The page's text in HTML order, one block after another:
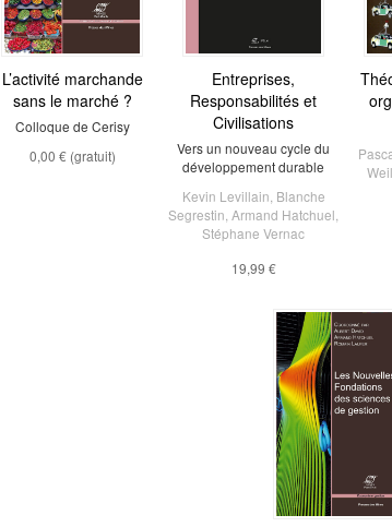
L’activité marchande
sans le marché ?
Colloque de Cerisy
0,00 € (gratuit)
Entreprises,
Responsabilités et
Civilisations
Vers un nouveau cycle du
développement durable
Kevin Levillain Blanche
Segrestin Armand Hatchuel
Stéphane Vernac
19,99 €
Weil